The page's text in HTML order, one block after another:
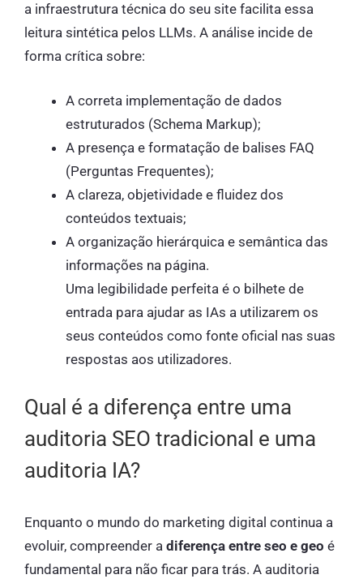
a infraestrutura técnica do seu site facilita essa
leitura sintética pelos LLMs. A análise incide de
forma crítica sobre:
A correta implementação de dados
estruturados (Schema Markup);
A presença e formatação de balises FAQ
(Perguntas Frequentes);
A clareza, objetividade e fluidez dos
conteúdos textuais;
A organização hierárquica e semântica das
informações na página.
Uma legibilidade perfeita é o bilhete de
entrada para ajudar as IAs a utilizarem os
seus conteúdos como fonte oficial nas suas
respostas aos utilizadores.
Qual é a diferença entre uma
auditoria SEO tradicional e uma
auditoria IA?
Enquanto o mundo do marketing digital continua a
evoluir, compreender a diferença entre seo e geo é
fundamental para não ficar para trás. A auditoria